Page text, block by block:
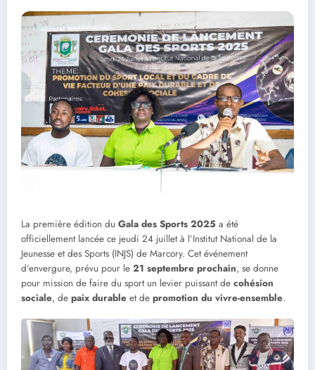
La première édition du Gala des Sports 2025 a été
officiellement lancée ce jeudi 24 juillet à l’Institut National de la
Jeunesse et des Sports (INJS) de Marcory. Cet événement
d’envergure, prévu pour le 21 septembre prochain, se donne
pour mission de faire du sport un levier puissant de cohésion
sociale, de paix durable et de promotion du vivre-ensemble.